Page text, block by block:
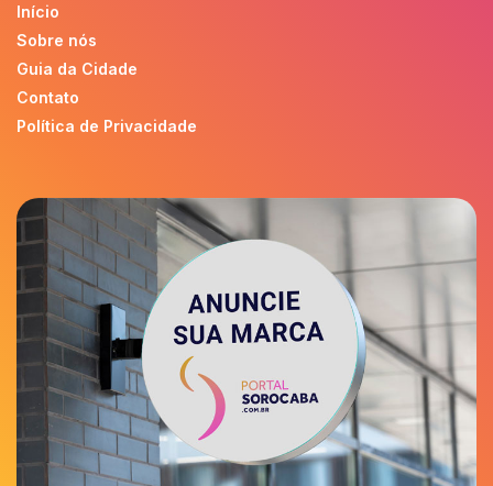
Início
Sobre nós
Guia da Cidade
Contato
Política de Privacidade